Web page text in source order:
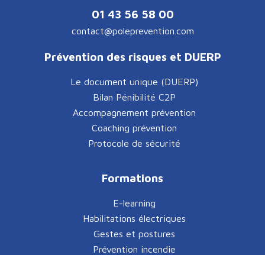
01 43 56 58 00
contact@poleprevention.com
Prévention des risques et DUERP
Le document unique (DUERP)
Bilan Pénibilité C2P
Accompagnement prévention
Coaching prévention
Protocole de sécurité
Formations
E-learning
Habilitations électriques
Gestes et postures
Prévention incendie